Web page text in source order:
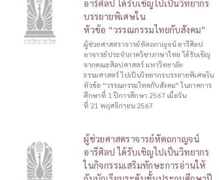
อารีศิลป ได้รับเชิญไปเป็นวิทยากร
บรรยายพิเศษใน
หัวข้อ “วรรณกรรมไทยกับสังคม”
ผู้ช่วยศาสตราจารย์หัตถกาญจน์ อารีศิลป
อาจารย์ประจำภาควิชาภาษาไทย ได้รับเชิญ
จากคณะศิลปศาสตร์ มหาวิทยาลัย
ธรรมศาสตร์ ไปเป็นวิทยากรบรรยายพิเศษใน
หัวข้อ “วรรณกรรมไทยกับสังคม” ในภาคการ
ศึกษาที่ 1 ปีการศึกษา 2567 เมื่อวัน
ที่ 21 พฤศจิกายน 2567
ผู้ช่วยศาสตราจารย์หัตถกาญจน์
อารีศิลป ได้รับเชิญไปเป็นวิทยากร
ในกิจกรรมเสริมทักษะการอ่านให้